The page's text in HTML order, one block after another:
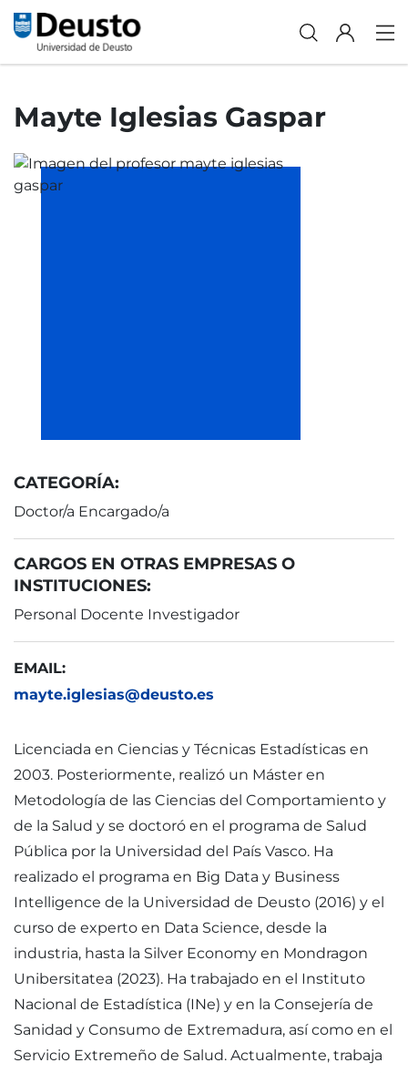
Mayte Iglesias Gaspar
CATEGORÍA:
Doctor/a Encargado/a
CARGOS EN OTRAS EMPRESAS O
INSTITUCIONES:
Personal Docente Investigador
EMAIL:
mayte.iglesias@deusto.es
Licenciada en Ciencias y Técnicas Estadísticas en
2003. Posteriormente, realizó un Máster en
Metodología de las Ciencias del Comportamiento y
de la Salud y se doctoró en el programa de Salud
Pública por la Universidad del País Vasco. Ha
realizado el programa en Big Data y Business
Intelligence de la Universidad de Deusto (2016) y el
curso de experto en Data Science, desde la
industria, hasta la Silver Economy en Mondragon
Unibersitatea (2023). Ha trabajado en el Instituto
Nacional de Estadística (INe) y en la Consejería de
Sanidad y Consumo de Extremadura, así como en el
Servicio Extremeño de Salud. Actualmente, trabaja